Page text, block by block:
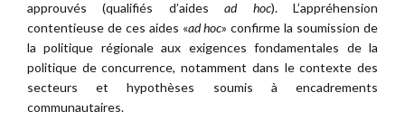
approuvés (qualifiés d’aidesad hoc). L’appréhension
contentieuse de ces aides «ad hoc» confirme la soumission de
la politique régionale aux exigences fondamentales de la
politique de concurrence, notamment dans le contexte des
secteurs et hypothèses soumis à encadrements
communautaires.